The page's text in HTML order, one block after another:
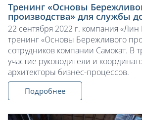
Тренинг «Основы
производства» для службы
22 сентября 2022 г. компания «Лин
тренинг «Основы Бережливого
сотрудников компании Самокат. В
участие руководители и
архитекторы бизнес-процессов.
Подробнее